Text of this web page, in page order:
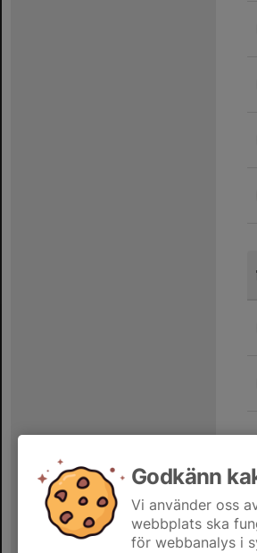
Godkänn
Vi använder oss
webbplats ska
för webbanalys i